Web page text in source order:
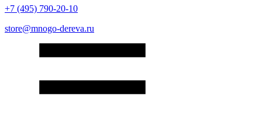
+7 (495) 790-20-10
store@mnogo-dereva.ru